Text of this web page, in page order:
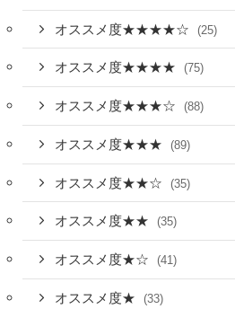
オススメ度★★★★☆ (25)
オススメ度★★★★ (75)
オススメ度★★★☆ (88)
オススメ度★★★ (89)
オススメ度★★☆ (35)
オススメ度★★ (35)
オススメ度★☆ (41)
オススメ度★ (33)